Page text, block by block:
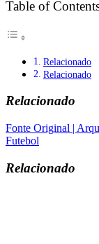
Table of
Relacionado
Relacionado
Relacionado
Fonte Original |
Futebol
Relacionado